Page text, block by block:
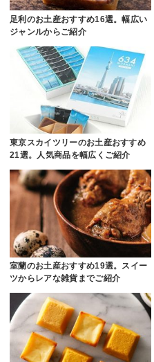
足利のお土産おすすめ16選。幅広い
ジャンルからご紹介
東京スカイツリーのお土産おすすめ
21選。人気商品を幅広くご紹介
室蘭のお土産おすすめ19選。スイー
ツからレアな雑貨までご紹介